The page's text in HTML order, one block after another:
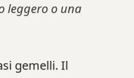
leggero o una
gemelli. Il